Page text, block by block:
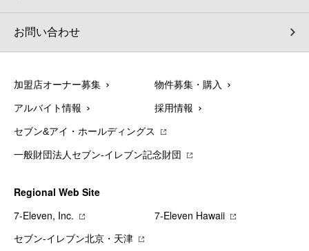
お問い合わせ
加盟店オーナー募集 物件募集・購入
アルバイト情報 採用情報
セブン&アイ・ホールディングス
一般財団法人セブン-イレブン記念財団
Regional Web Site
7‐Eleven, Inc.
7‐Eleven Hawaii
セブン‐イレブン北京・天津